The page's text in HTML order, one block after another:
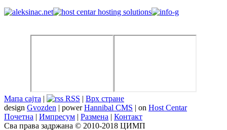
Мапа сајта RSS
Врх стране
design Gvozden | powerHannibal CMS | on Host Centar
Почетна
Импресум Размена
Контакт
Сва права задржана © 2010-2018 ЦИМП